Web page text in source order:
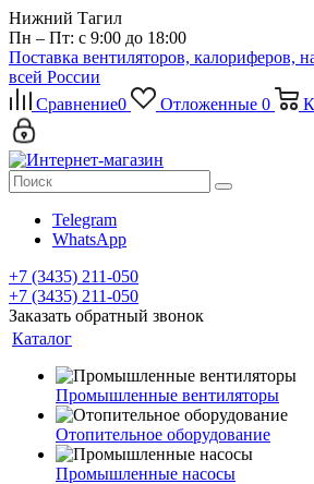
Нижний Тагил
Пн – Пт: с 9:00 до 18:00
Поставка вентиляторов, калориферов,
всей России
Сравнение0 Отложенные 0
Telegram
WhatsApp
+7 (3435) 211-050
+7 (3435) 211-050
Заказать обратный звонок
Каталог
Промышленные вентиляторы
Отопительное оборудование
Промышленные насосы